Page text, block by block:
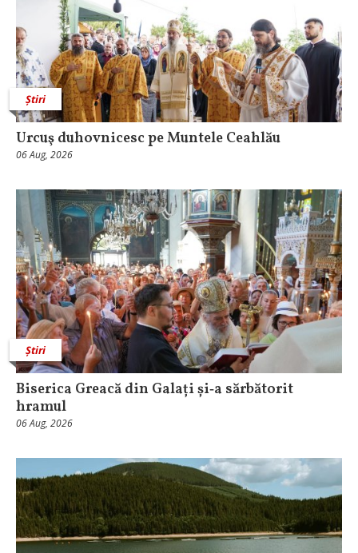
Știri
Urcuş duhovnicesc pe Muntele Ceahlău
06 Aug, 2026
Știri
Biserica Greacă din Galați și‑a sărbătorit
hramul
06 Aug, 2026